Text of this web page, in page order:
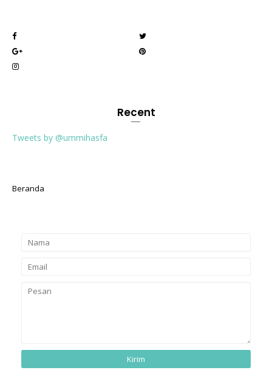
Recent
Tweets by @ummihasfa
Beranda